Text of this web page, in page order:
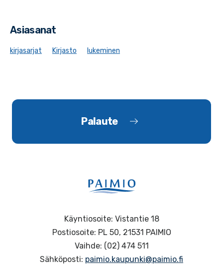
Asiasanat
kirjasarjat Kirjasto lukeminen
Palaute
Käyntiosoite: Vistantie 18
Postiosoite: PL 50, 21531 PAIMIO
Vaihde: (02) 474 511
Sähköposti: paimio.kaupunki@paimio.fi